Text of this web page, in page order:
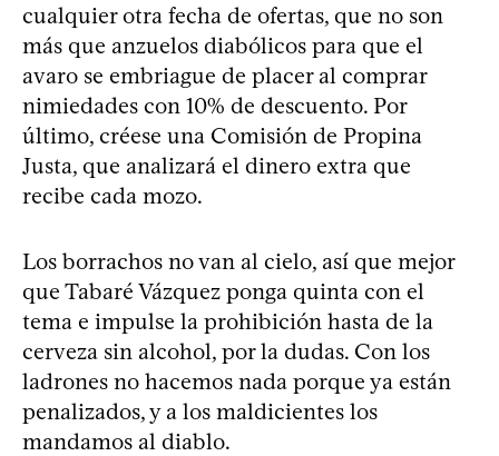
cualquier otra fecha de ofertas, que no son
más que anzuelos diabólicos para que el
avaro se embriague de placer al comprar
nimiedades con 10% de descuento. Por
último, créese una Comisión de Propina
Justa, que analizará el dinero extra que
recibe cada mozo.
Los borrachos no van al cielo, así que mejor
que Tabaré Vázquez ponga quinta con el
tema e impulse la prohibición hasta de la
cerveza sin alcohol, por la dudas. Con los
ladrones no hacemos nada porque ya están
penalizados, y a los maldicientes los
mandamos al diablo.